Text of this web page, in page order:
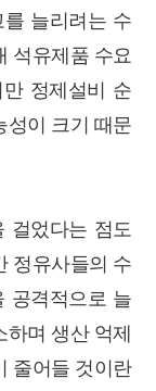
늘리려는 수
석유제품 수요
정제설비 순
성이 크기 때문
걸었다는 점도
정유사들의 수
공격적으로 늘
며 생산 억제
줄어들 것이란